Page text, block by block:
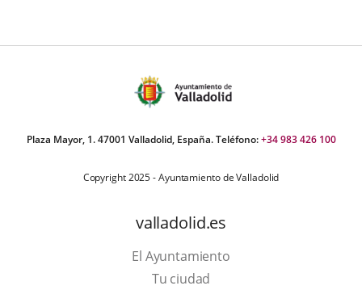
Plaza Mayor, 1. 47001 Valladolid, España. Teléfono:+34 983 426 100
Copyright 2025 - Ayuntamiento de Valladolid
valladolid.es
El Ayuntamiento
Tu ciudad